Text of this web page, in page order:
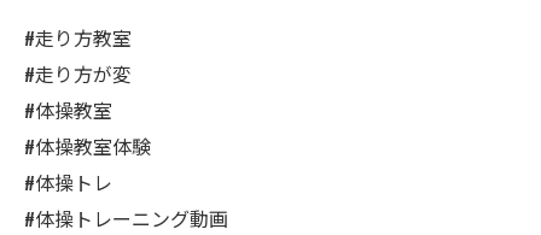
#走り方教室
#走り方が変
#体操教室
#体操教室体験
#体操トレ
#体操トレーニング動画